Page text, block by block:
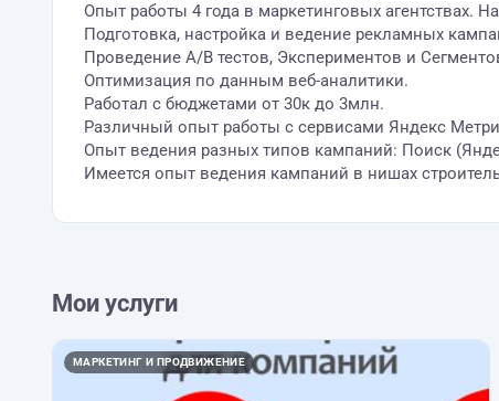
Опыт работы 4 года в маркетинговых агентствах.
Подготовка, настройка и ведение рекламных
Проведение А/В тестов, Экспериментов и
Оптимизация по данным веб-аналитики.
Работал с бюджетами от 30к до 3млн.
Различный опыт работы с сервисами Яндекс
Опыт ведения разных типов кампаний: Поиск
Имеется опыт ведения кампаний в нишах
Мои услуги
МАРКЕТИНГ И ПРОДВИЖЕНИЕ